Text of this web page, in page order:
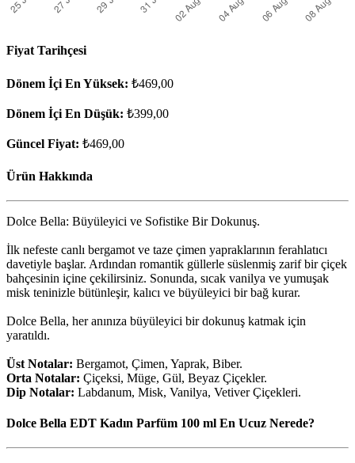
Fiyat Tarihçesi
Dönem İçi En Yüksek: ₺469,00
Dönem İçi En Düşük: ₺399,00
Güncel Fiyat: ₺469,00
Ürün Hakkında
Dolce Bella: Büyüleyici ve Sofistike Bir Dokunuş.
İlk nefeste canlı bergamot ve taze çimen yapraklarının ferahlatıcı
davetiyle başlar. Ardından romantik güllerle süslenmiş zarif bir çiçek
bahçesinin içine çekilirsiniz. Sonunda, sıcak vanilya ve yumuşak
misk teninizle bütünleşir, kalıcı ve büyüleyici bir bağ kurar.
Dolce Bella, her anınıza büyüleyici bir dokunuş katmak için
yaratıldı.
Üst Notalar: Bergamot, Çimen, Yaprak, Biber.
Orta Notalar: Çiçeksi, Müge, Gül, Beyaz Çiçekler.
Dip Notalar: Labdanum, Misk, Vanilya, Vetiver Çiçekleri.
Dolce Bella EDT Kadın Parfüm 100 ml En Ucuz Nerede?